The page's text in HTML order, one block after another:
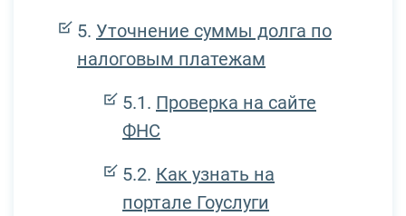
Уточнение суммы долга по
налоговым платежам
Проверка на сайте
ФНС
Как узнать на
портале Гоуслуги